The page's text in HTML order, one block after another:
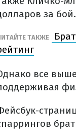
за
ТАКЖЕ
все